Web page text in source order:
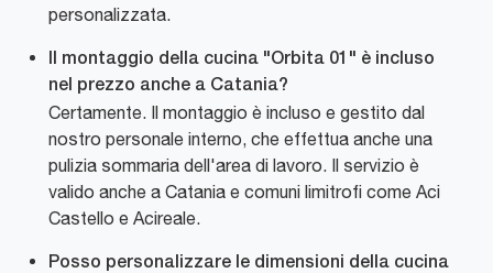
personalizzata.
Il montaggio della cucina "Orbita 01" è incluso
nel prezzo anche a Catania?
Certamente. Il montaggio è incluso e gestito dal
nostro personale interno, che effettua anche una
pulizia sommaria dell'area di lavoro. Il servizio è
valido anche a Catania e comuni limitrofi come Aci
Castello e Acireale.
Posso personalizzare le dimensioni della cucina